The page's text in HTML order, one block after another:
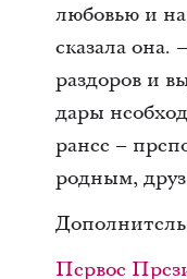
любовью и
сказала она.
раздоров и
дары
ранее –
родным,
Первое